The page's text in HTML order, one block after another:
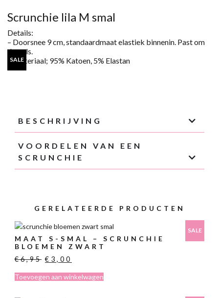
SALE
AANTAL
Scrunchie lila M smal
Details:
– Doorsnee 9cm, standaardmaat elastiek binnenin. Past om
de pols.
– Materiaal; 95% Katoen, 5% Elastan
BESCHRIJVING
VOORDELEN VAN EEN
SCRUNCHIE
GERELATEERDE PRODUCTEN
SALE
MAAT S-SMAL – SCRUNCHIE
BLOEMEN ZWART
€6,95 Oorspronkelijke
was:
€ 3,00
is:
Toevoegen aan winkelwagen